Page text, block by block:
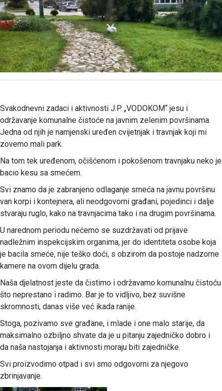
Svakodnevni zadaci i aktivnosti J.P. „VODOKOM“ jesu i
održavanje komunalne čistoće na javnim zelenim površinama.
Jedna od njih je namjenski uređen cvijetnjak i travnjak koji mi
zovemo mali park.
Na tom tek uređenom, očišćenom i pokošenom travnjaku neko je
bacio kesu sa smećem.
Svi znamo da je zabranjeno odlaganje smeća na javnu površinu
van korpi i kontejnera, ali neodgovorni građani, pojedinci i dalje
stvaraju ruglo, kako na travnjacima tako i na drugim površinama.
U narednom periodu nećemo se suzdržavati od prijave
nadležnim inspekcijskim organima, jer do identiteta osobe koja
je bacila smeće, nije teško doći, s obzirom da postoje nadzorne
kamere na ovom dijelu grada.
Naša djelatnost jeste da čistimo i održavamo komunalnu čistoću
što neprestano i radimo. Bar je to vidljivo, bez suvišne
skromnosti, danas više već ikada ranije.
Stoga, pozivamo sve građane, i mlade i one malo starije, da
maksimalno ozbiljno shvate da je u pitanju zajedničko dobro i
da naša nastojanja i aktivnosti moraju biti zajedničke.
Svi proizvodimo otpad i svi smo odgovorni za njegovo
zbrinjavanje.